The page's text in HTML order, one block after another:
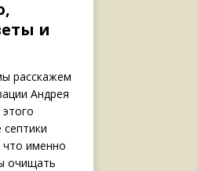
и
расскажем
Андрея
именно
очищать